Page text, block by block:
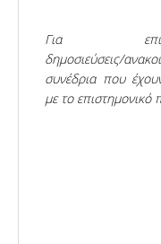
Για
δημοσιεύσεις/
συνέδρια που
με το επιστημονικό